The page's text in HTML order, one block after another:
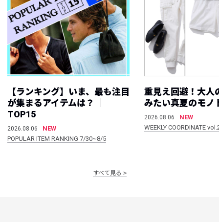
【ランキング】いま、最も注目
が集まるアイテムは？ ｜
TOP15
2026.08.06
NEW
POPULAR ITEM RANKING 7/30~8/5
重見え回避！大人
みたい真夏のモノ
2026.08.06
NEW
WEEKLY COORDINATE
すべて見る